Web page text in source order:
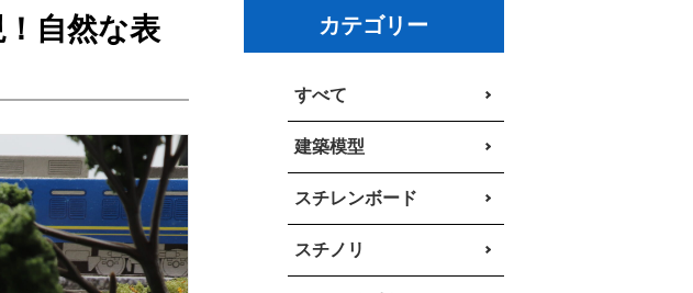
自然な表
カテゴリー
すべて
建築模型
スチレンボード
スチノリ